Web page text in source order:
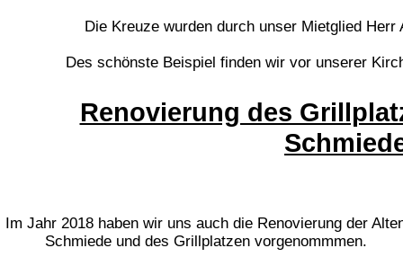
Die Kreuze wurden durch unser Mietglied Herr
Des schönste Beispiel finden wir vor unserer
Renovierung des
Im Jahr 2018 haben wir uns auch die Renovierung der
Schmiede und des Grillplatzen vorgenommmen.